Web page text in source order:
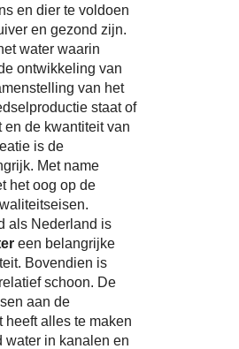
en dier te voldoen
en gezond zijn.
water waarin
ontwikkeling van
van het
staat of
de kwantiteit van
is de
Met name
het oog op de
als Nederland is
een belangrijke
Bovendien is
schoon. De
aan de
heeft alles te maken
water in kanalen en